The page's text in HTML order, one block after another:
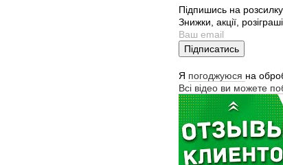
Підпишись на розсилку
Знижки, акції,
Підписатись
Я погоджуюся на
Всі відео ви можете